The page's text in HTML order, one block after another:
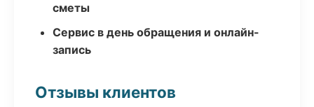
сметы
Сервис в день обращения и онлайн-
запись
Отзывы клиентов